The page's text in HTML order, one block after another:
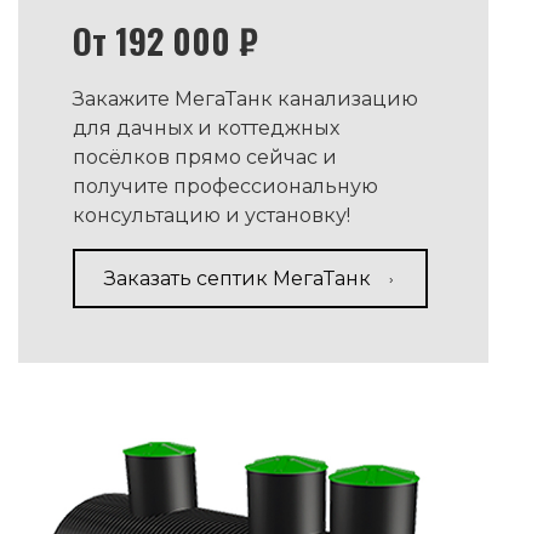
От 192 000 ₽
Закажите МегаТанк канализацию
для дачных и коттеджных
посёлков прямо сейчас и
получите профессиональную
консультацию и установку!
Заказать септик МегаТанк